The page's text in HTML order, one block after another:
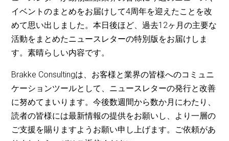
イベントのまとめをお届けして4周年を迎えたことを改
めて思い出しました。本日後ほど、過去12ヶ月の主要な
活動をまとめたニュースレターの特別版をお届けしま
す。素晴らしい内容です。
Brakke Consultingは、お客様と業界の皆様へのコミュニ
ケーションツールとして、ニュースレターの発行と改善
に努めてまいります。今後数週間から数か月にわたり、
読者の皆様には最新情報の提供をお願いし、より一層の
ご支援を賜りますようお願い申し上げます。ご依頼があ